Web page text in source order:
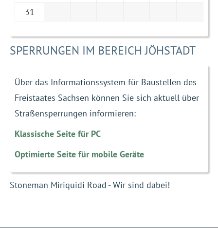
31
SPERRUNGEN IM BEREICH JÖHSTADT
Über das Informationssystem für Baustellen des
Freistaates Sachsen können Sie sich aktuell über
Straßensperrungen informieren:
Klassische Seite für PC
Optimierte Seite für mobile Geräte
Stoneman Miriquidi Road - Wir sind dabei!